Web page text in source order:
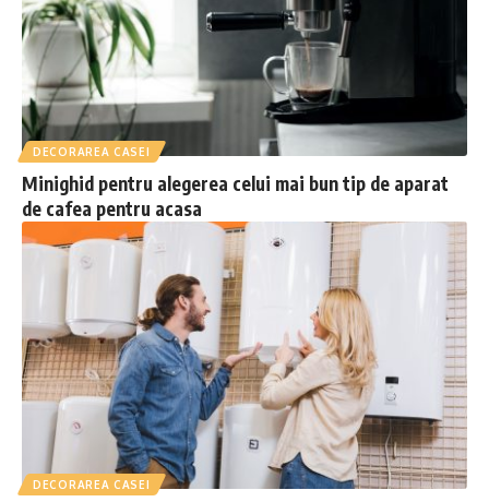
DECORAREA CASEI
Minighid pentru alegerea celui mai bun tip de aparat
de cafea pentru acasa
DECORAREA CASEI